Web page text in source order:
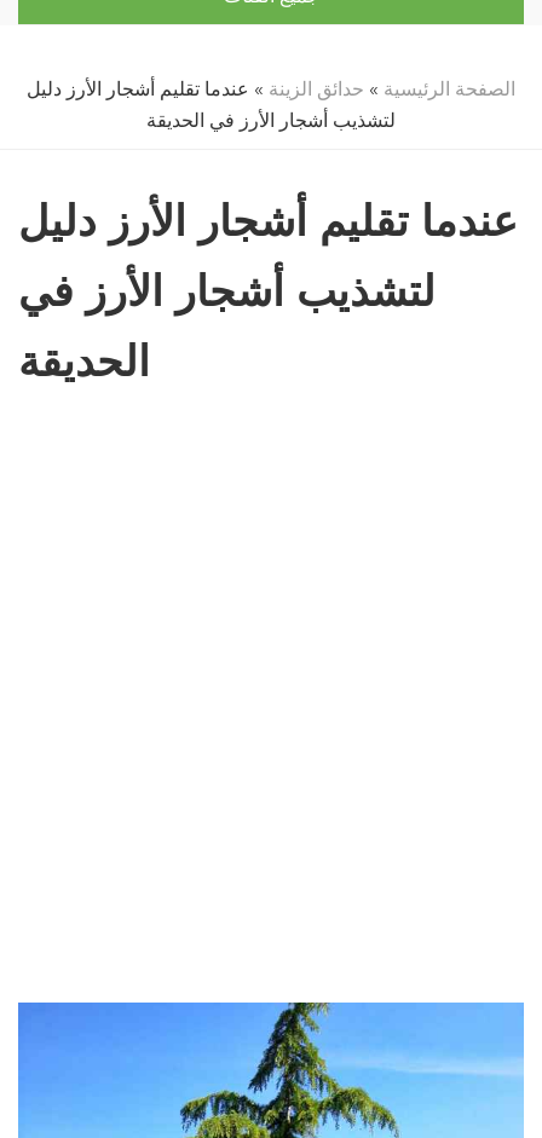
الصفحة الرئيسية » حدائق الزينة » عندما تقليم أشجار الأرز دليل
لتشذيب أشجار الأرز في الحديقة
عندما تقليم أشجار الأرز دليل
لتشذيب أشجار الأرز في
الحديقة